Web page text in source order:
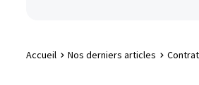
Accueil Nos derniers articles